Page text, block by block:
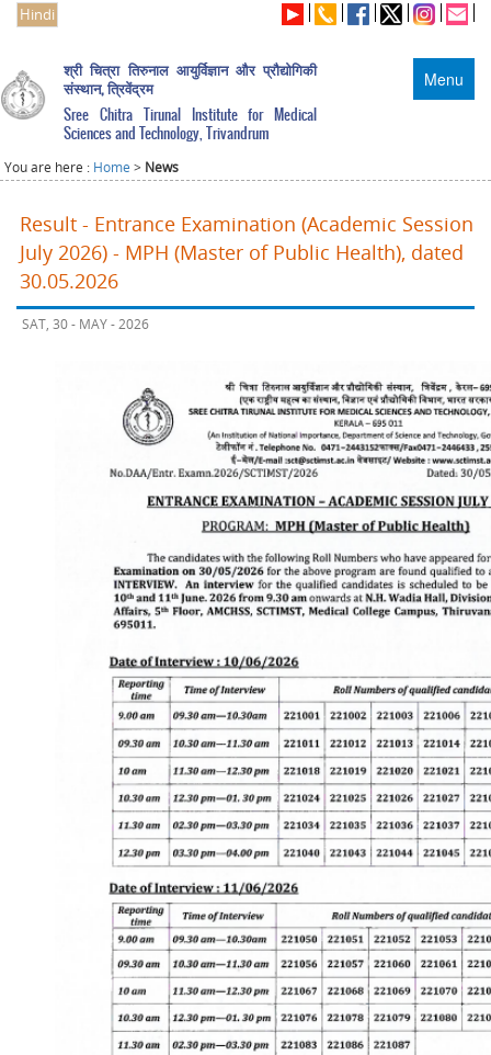
Hindi
Menu
श्री चित्रा तिरुनाल आयुर्विज्ञान और प्रौद्योगिकी
संस्थान, त्रिवेंद्रम
Sree Chitra Tirunal Institute for Medical
Sciences and Technology, Trivandrum
You are here : Home > News
Result - Entrance Examination (Academic Session
July 2026) - MPH (Master of Public Health), dated
30.05.2026
SAT, 30 - MAY - 2026